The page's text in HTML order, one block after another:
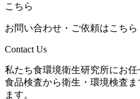
こちら
お問い合わせ・ご依頼はこちら
Contact Us
私たち食環境衛生研究所にお任
食品検査から衛生・環境検査
ます。